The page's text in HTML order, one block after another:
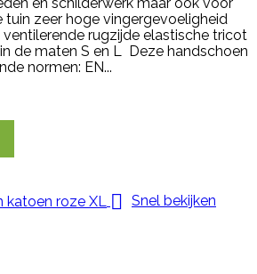
tuin zeer hoge vingergevoeligheid
rugzijde elastische tricot
de maten S en L Deze handschoen
normen: EN...
 Snel bekijken